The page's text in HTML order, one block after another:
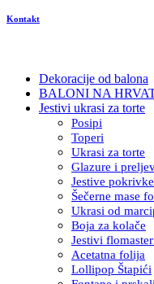
Kontakt
Dekoracije od balona
BALONI NA
Jestivi ukrasi za torte
Posipi
Toperi
Ukrasi za torte
Glazure i
Jestive pokrivke
Šečerne mase
Ukrasi od
Boja za kolače
Jestivi
Acetatna folija
Lollipop Štapići